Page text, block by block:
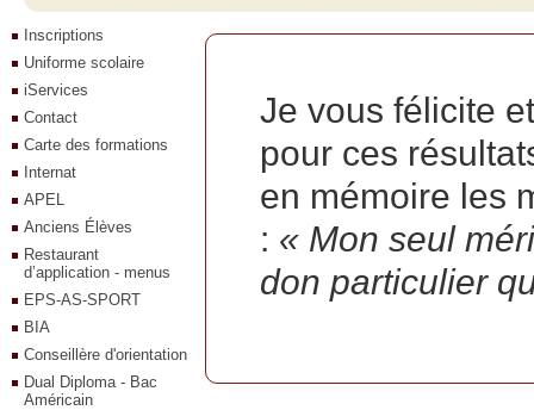
Inscriptions
Uniforme scolaire
iServices
Contact
Carte des formations
Internat
APEL
Anciens Élèves
Restaurant
d’application - menus
EPS-AS-SPORT
BIA
Conseillère d'orientation
Dual Diploma - Bac
Américain
Je vous félicite
pour ces
en mémoire les
: « Mon seul
don particulier